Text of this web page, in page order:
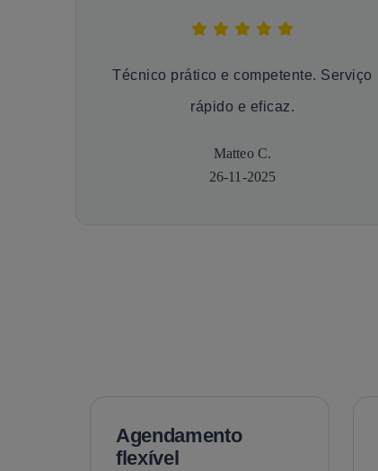
Técnico prático e competente. Serviço
rápido e eficaz.
Matteo C.
26-11-2025
Agendamento
flexível